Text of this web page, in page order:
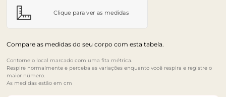
Clique para ver as medidas
Compare as medidas do seu corpo com esta tabela.
Contorne o local marcado com uma fita métrica.
Respire normalmente e perceba as variações enquanto você respira e registre o
maior número.
As medidas estão em cm